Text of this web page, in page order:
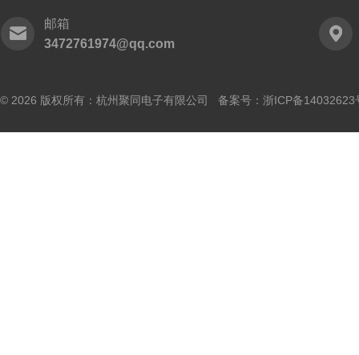
邮箱
3472761974@qq.com
© 2026 版权所有：杭州聚同电子有限公司 备案号： 浙ICP备14032623